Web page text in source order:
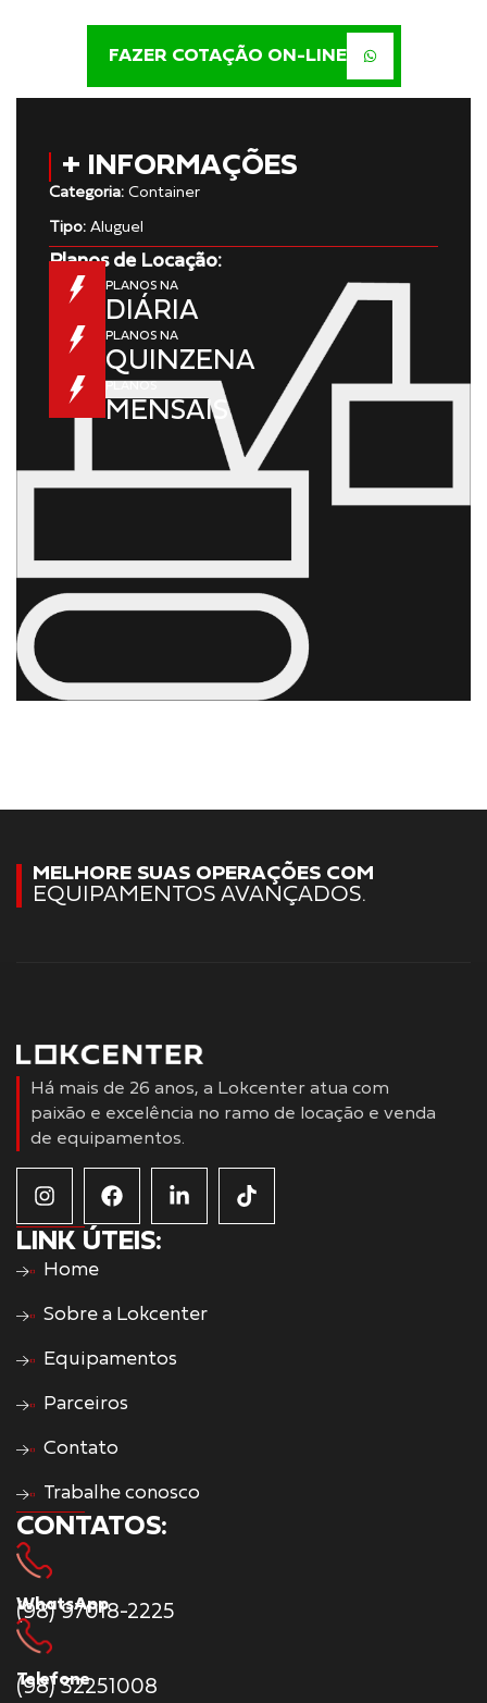
FAZER COTAÇÃO ON-LINE
+ INFORMAÇÕES
Categoria: Container
Tipo: Aluguel
Planos de Locação:
PLANOS NA
DIÁRIA
PLANOS NA
QUINZENA
MENSAIS
MELHORE SUAS OPERAÇÕES COM
EQUIPAMENTOS AVANÇADOS.
Há mais de 26 anos, a Lokcenter atua com
paixão e excelência no ramo de locação e venda
de equipamentos.
LINK ÚTEIS:
Home
Sobre a Lokcenter
Equipamentos
Parceiros
Contato
Trabalhe conosco
CONTATOS:
WhatsApp
(98) 97018-2225
Telefone
(98) 32251008